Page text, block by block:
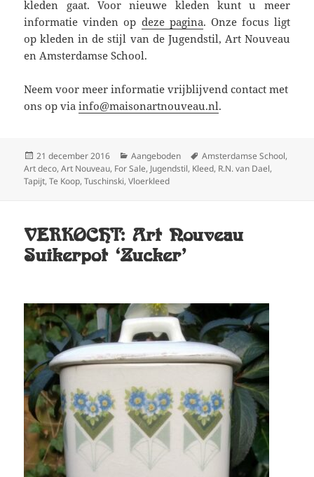
kleden gaat. Voor nieuwe kleden kunt u meer
informatie vinden op deze pagina. Onze focus ligt
op kleden in de stijl van de Jugendstil, Art Nouveau
en Amsterdamse School.
Neem voor meer informatie vrijblijvend contact met
ons op viainfo@maisonartnouveau.nl.
Geplaatst
op
21 december 2016 Categorieën
Aangeboden Tags
Amsterdamse School,
Art deco,Art Nouveau, For Sale, Jugendstil, Kleed, R.N. van Dael,
Tapijt,Te Koop,Tuschinski,Vloerkleed
VERKOCHT: Art Nouveau
Suikerpot ‘Zucker’